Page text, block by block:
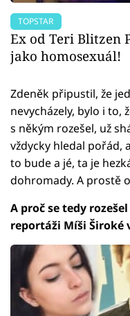
TOPSTAR
Ex od Teri Blitzen
jako homosexuál!
Zdeněk připustil, že
nevycházely, bylo i to,
s někým rozešel, už
vždycky hledal pořád,
to bude a jé, ta je
dohromady. A prostě
A proč se tedy
reportáži Míši Široké